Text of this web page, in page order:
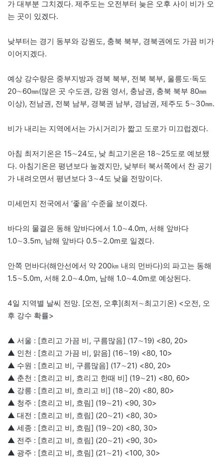
가 대부분 그치겠다. 제주도는 오전부터 늦은 오후 사이 비가 오
는 곳이 있겠다.
낮부터는 경기 동부와 강원도, 충북 북부, 경북권에도 가끔 비가
이어지겠다.
예상 강수량은 중부지방과 경북 북부, 전북 북부, 울릉도·독도
20∼60㎜(많은 곳 수도권, 강원 영서, 충남권, 충북 북부 80㎜
이상), 전남권, 전북 남부, 경북권 남부, 경남권, 제주도 5∼30㎜.
비가 내리는 지역에서는 가시거리가 짧고 도로가 미끄럽겠다.
아침 최저기온은 15∼24도, 낮 최고기온은 18∼25도로 예보됐
다. 아침기온은 평년보다 높겠지만, 낮부터 북서쪽에서 찬 공기
가 내려오면서 평년보다 3∼4도 낮을 전망이다.
미세먼지 전국에서 ‘좋음’ 수준을 보이겠다.
바다의 물결은 동해 앞바다에서 1.0∼4.0m, 서해 앞바다
1.0∼3.5m, 남해 앞바다 0.5∼2.0m로 일겠다.
안쪽 먼바다(해안선에서 약 200㎞ 내의 먼바다)의 파고는 동해
1.5∼5.0m, 서해 2.0∼4.0m, 남해 1.0∼4.0m로 예상된다.
4일 지역별 날씨 전망. [오전, 오후](최저∼최고기온) <오전, 오
후 강수 확률>
▲ 서울 : [흐리고 가끔 비, 구름많음] (17∼19) <80, 20>
▲ 인천 : [흐리고 가끔 비, 맑음] (16∼19) <80, 10>
▲ 수원 : [흐리고 비, 구름많음] (17∼21) <80, 20>
▲ 춘천 : [흐리고 비, 흐리고 한때 비] (19∼21) <80, 60>
▲ 강릉 : [흐리고 비, 흐리고 비] (18∼20) <80, 80>
▲ 청주 : [흐리고 비, 흐림] (19∼21) <90, 30>
▲ 대전 : [흐리고 비, 흐림] (20∼21) <80, 30>
▲ 세종 : [흐리고 비, 흐림] (19∼20) <80, 30>
▲ 전주 : [흐리고 비, 흐림] (20∼21) <90, 30>
▲ 광주 : [흐리고 비, 흐림] (21∼21) <100, 30>